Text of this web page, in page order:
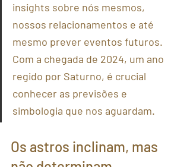
insights sobre nós mesmos,
nossos relacionamentos e até
mesmo prever eventos futuros.
Com a chegada de 2024, um ano
regido por Saturno, é crucial
conhecer as previsões e
simbologia que nos aguardam.
Os astros inclinam, mas